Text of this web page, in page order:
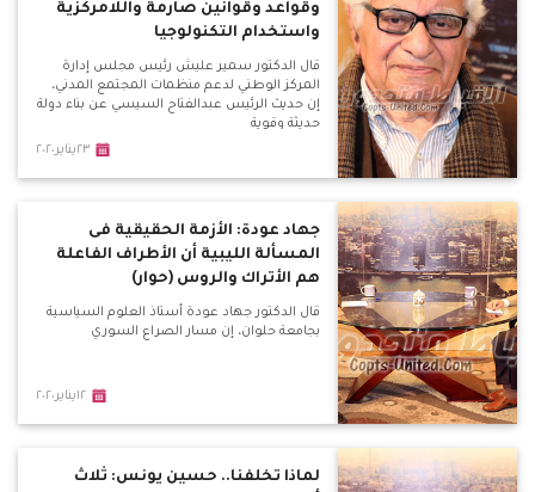
وقواعد وقوانين صارمة واللامركزية
واستخدام التكنولوجيا
قال الدكتور سمير عليش رئيس مجلس إدارة
المركز الوطني لدعم منظمات المجتمع المدني،
إن حديث الرئيس عبدالفتاح السيسي عن بناء دولة
حديثة وقوية
٢٣يناير٢٠٢٠
جهاد عودة: الأزمة الحقيقية فى
المسألة الليبية أن الأطراف الفاعلة
هم الأتراك والروس (حوار)
قال الدكتور جهاد عودة أستاذ العلوم السياسية
بجامعة حلوان، إن مسار الصراع السوري
١٢يناير٢٠٢٠
لماذا تخلفنا.. حسين يونس: ثلاث